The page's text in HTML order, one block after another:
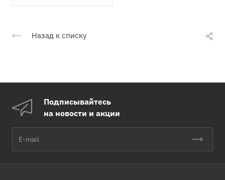
Назад к списку
Подписывайтесь
на новости и акции